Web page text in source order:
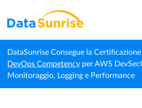
DataSunrise Consegue la Certificazione
DevOps Competency per AWS
Monitoraggio, Logging e Performance
Homepage ScyllaDB Monitoraggio delle